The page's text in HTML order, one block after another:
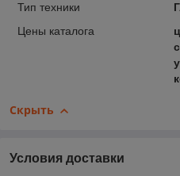
Тип техники
Цены каталога
Скрыть
Условия доставки